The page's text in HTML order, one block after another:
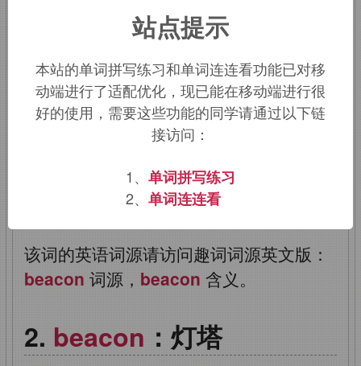
浮标；烽火；指路明灯vt.照亮，指引
【词源解释】：beacon←古英语
beacen（灯塔）←原始印欧语bhew
【助记窍门】： beacon→谐音“避坑”→
在灯光指引下避开前方的坑→灯光→灯塔
该词的英语词源请访问趣词词源英文版：
beacon 词源， beacon 含义。
beacon ：灯塔
站点提示
本站的单词拼写练习和单词连连看功能已对移
动端进行了适配优化，现已能在移动端进行很
好的使用，需要这些功能的同学请通过以下链
接访问：
1、 单词拼写练习
2、 单词连连看